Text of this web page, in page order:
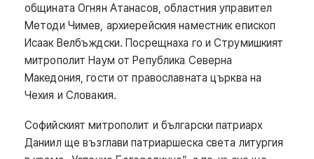
общината Огнян Атанасов, областния управител
Методи Чимев, архиерейския наместник епископ
Исаак Велбъждски. Посрещнаха го и Струмишкият
митрополит Наум от Република Северна
Македония, гости от православната църква на
Чехия и Словакия.
Софийският митрополит и български патриарх
Даниил ще възглави патриаршеска света литургия